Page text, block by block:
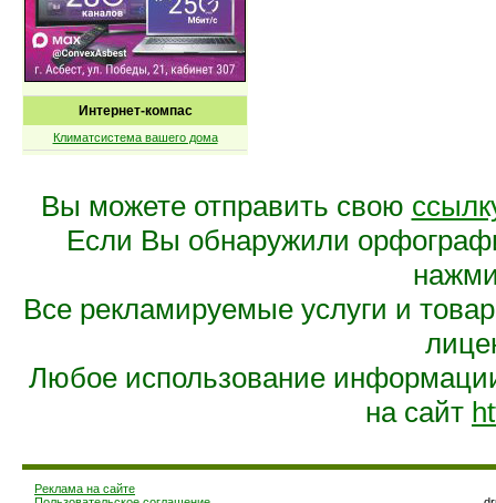
Интернет-компас
Климатсистема вашего дома
Вы можете отправить свою
Если Вы обнаружили
Все рекламируемые услуги и
Любое использование
на сайт
Реклама на сайте